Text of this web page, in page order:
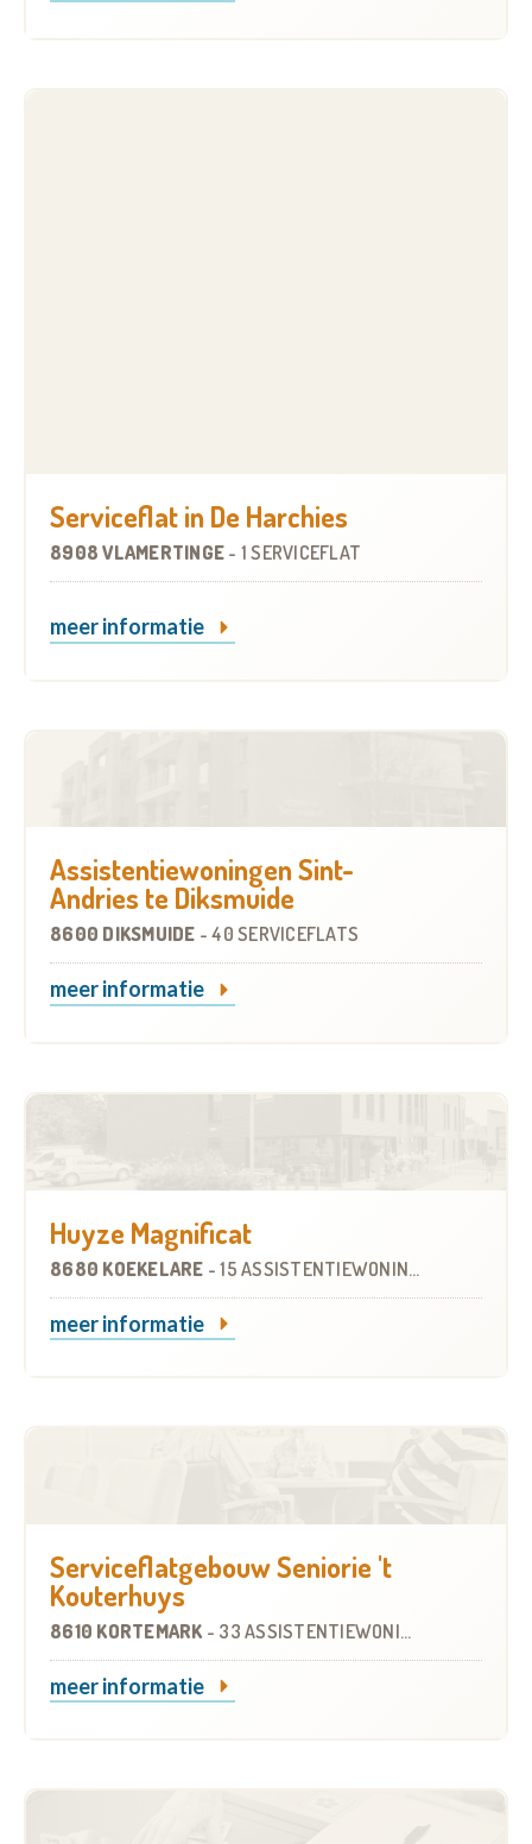
Serviceflat in De Harchies
8908 VLAMERTINGE - 1 SERVICEFLAT
meer informatie
Assistentiewoningen Sint-
Andries te Diksmuide
8600 DIKSMUIDE -40 SERVICEFLATS
meer informatie
Huyze Magnificat
8680 KOEKELARE -15 ASSISTENTIEWONINGEN
meer informatie
Serviceflatgebouw Seniorie 't
Kouterhuys
8610 KORTEMARK - 33 ASSISTENTIEWONINGEN
meer informatie